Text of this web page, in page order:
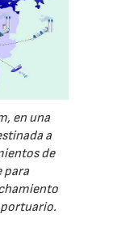
en una
a
de
para